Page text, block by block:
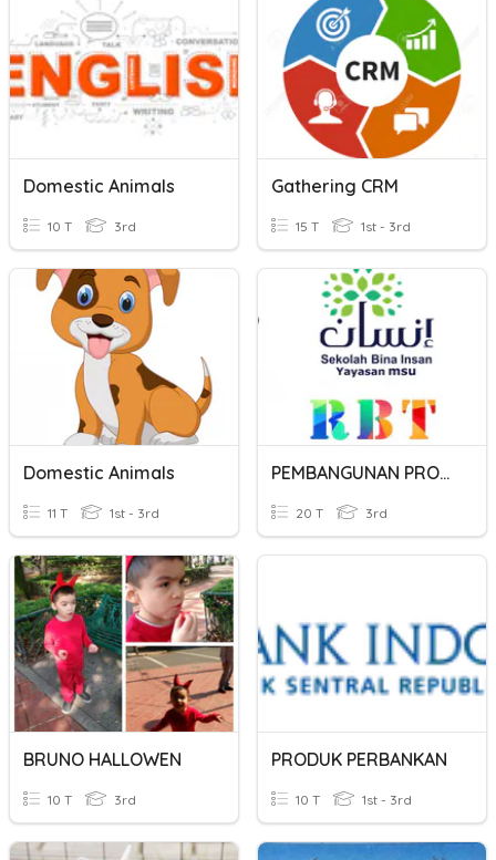
Domestic Animals
10 T 3rd
Gathering CRM
15 T 1st - 3rd
Domestic Animals
11 T 1st - 3rd
PEMBANGUNAN PRODUK TINGKATAN 3
20 T 3rd
BRUNO HALLOWEN
10 T 3rd
PRODUK PERBANKAN
10 T 1st - 3rd